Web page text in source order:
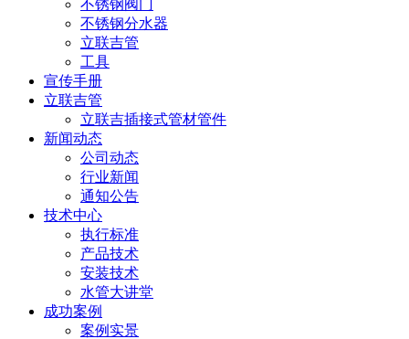
不锈钢阀门
不锈钢分水器
立联吉管
工具
宣传手册
立联吉管
立联吉插接式管材管件
新闻动态
公司动态
行业新闻
通知公告
技术中心
执行标准
产品技术
安装技术
水管大讲堂
成功案例
案例实景